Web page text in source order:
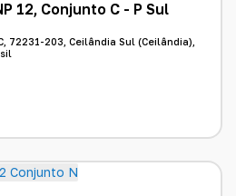
12, Conjunto C - P Sul
72231-203, Ceilândia Sul (Ceilândia),